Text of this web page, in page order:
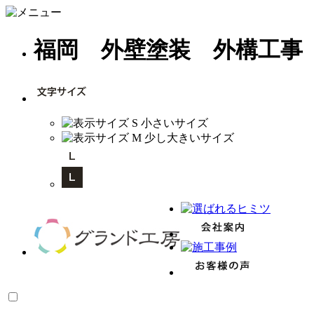
福岡 外壁塗装 外構工事